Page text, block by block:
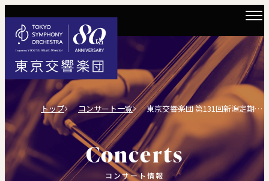
トップ コンサート一覧 東京交響楽団 第131回新潟定期演奏会
Concerts
コンサート情報